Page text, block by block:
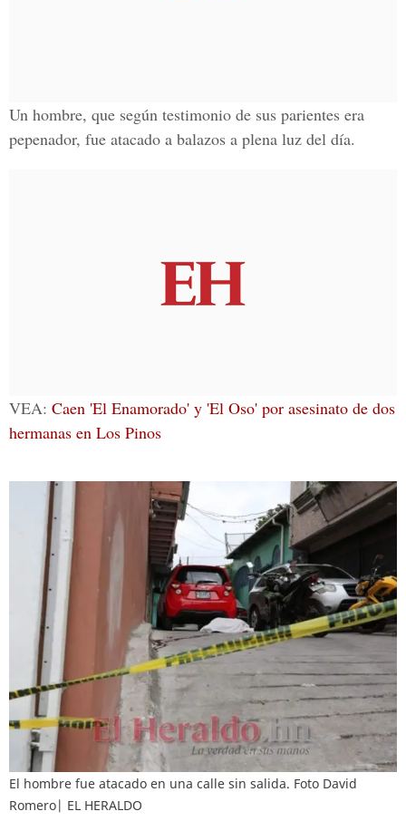
Un hombre, que según testimonio de sus parientes era
pepenador, fue atacado a balazos a plena luz del día.
VEA: Caen 'El Enamorado' y 'El Oso' por asesinato de dos
hermanas en Los Pinos
El hombre fue atacado en una calle sin salida. Foto David
Romero| EL HERALDO